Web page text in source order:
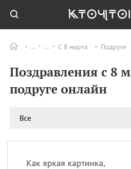
С 8 марта Подруге
Поздравления с 8
подруге онлайн
Все
Как яркая картинка,
08.08